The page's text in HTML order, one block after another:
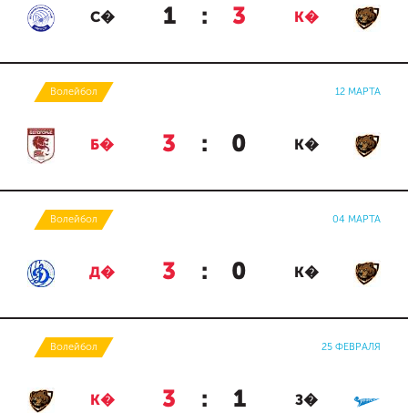
С� 1 : 3 К�
Волейбол 12 МАРТА
Б� 3 : 0 К�
Волейбол 04 МАРТА
Д� 3 : 0 К�
Волейбол 25 ФЕВРАЛЯ
К� 3 : 1 З�